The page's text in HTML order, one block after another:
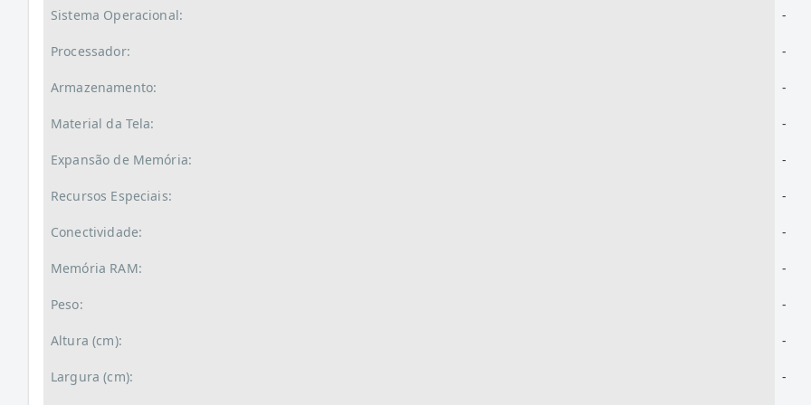
Sistema Operacional: -
Processador: -
Armazenamento: -
Material da Tela: -
Expansão de Memória: -
Recursos Especiais: -
Conectividade: -
Memória RAM: -
Peso: -
Altura (cm): -
Largura (cm): -